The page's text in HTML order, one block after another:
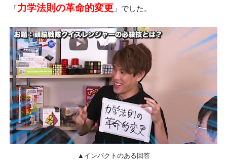
「力学法則の革命的変更 」でした。
▲インパクトのある回答